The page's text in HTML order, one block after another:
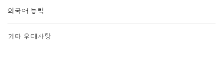
외국어 능력
기타 우대사항